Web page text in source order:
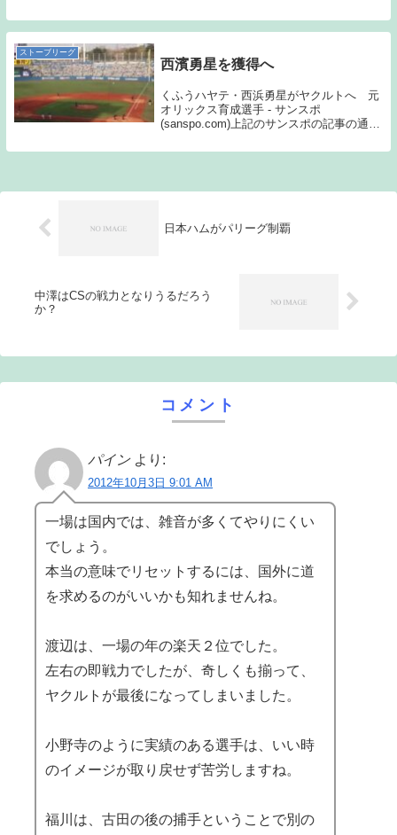
私は、メジャーリーグには詳しくないのだ
が、今年のブルワーズは、地区優勝を果た
ストーブリーグ
西濱勇星を獲得へ
くふうハヤテ・西浜勇星がヤクルトへ 元
オリックス育成選手 - サンスポ
(sanspo.com)上記のサンスポの記事の通
ことである。正直このタイミングで選手獲
日本ハムがパリーグ制覇
中澤はCSの戦力となりうるだろう
か？
コメント
パイン より:
2012年10月3日 9:01 AM
一場は国内では、雑音が多くてやりにくい
でしょう。
本当の意味でリセットするには、国外に道
を求めるのがいいかも知れませんね。
渡辺は、一場の年の楽天２位でした。
左右の即戦力でしたが、奇しくも揃って、
ヤクルトが最後になってしまいました。
小野寺のように実績のある選手は、いい時
のイメージが取り戻せず苦労しますね。
福川は、古田の後の捕手ということで別の